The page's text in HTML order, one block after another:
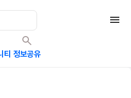
티 정보공유